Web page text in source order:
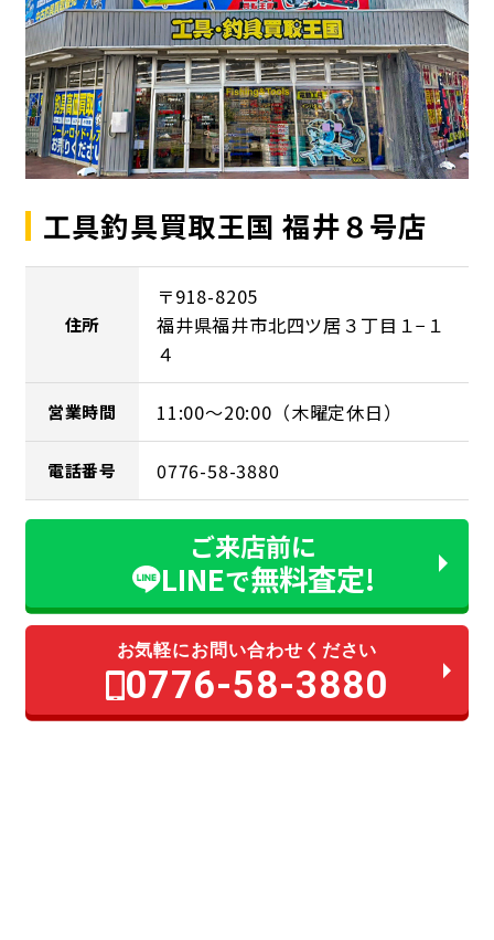
工具釣具買取王国 福井８号店
住所
〒918-8205
福井県福井市北四ツ居３丁目１−１
４
営業時間 11:00～20:00（木曜定休日）
電話番号 0776-58-3880
ご来店前に
LINEで無料査定!
お気軽にお問い合わせください
0776-58-3880